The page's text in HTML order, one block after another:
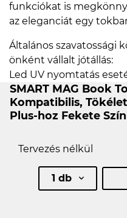
funkciókat is
az eleganciát egy
Általános szavatossági
önként vállalt jótállás:
Led UV nyomtatás
SMART MAG Book
Kompatibilis,
Plus-hoz Fekete
Tervezés nélkül
1 db